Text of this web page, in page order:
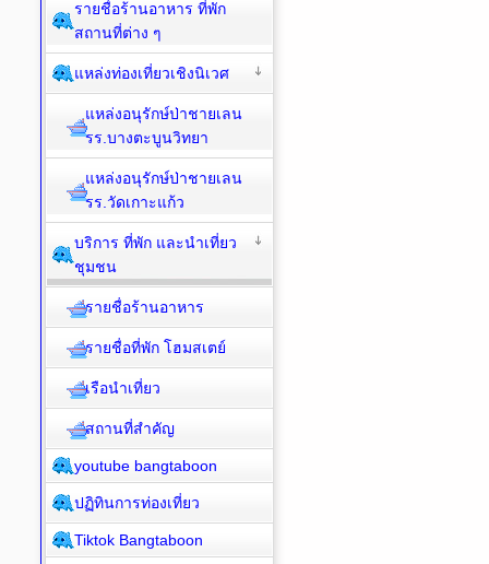
รายชื่อร้านอาหาร ที่พัก
สถานที่ต่าง ๆ
แหล่งท่องเที่ยวเชิงนิเวศ
แหล่งอนุรักษ์ป่าชายเลน
รร.บางตะบูนวิทยา
แหล่งอนุรักษ์ป่าชายเลน
รร.วัดเกาะแก้ว
บริการ ที่พัก และนำเที่ยว
ชุมชน
รายชื่อร้านอาหาร
รายชื่อที่พัก โฮมสเตย์
เรือนำเที่ยว
สถานที่สำคัญ
youtube bangtaboon
ปฏิทินการท่องเที่ยว
Tiktok Bangtaboon